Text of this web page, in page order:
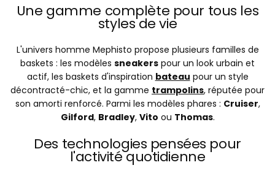
Une gamme complète pour tous les
styles de vie
L'univers homme Mephisto propose plusieurs familles de
baskets : les modèles sneakers pour un look urbain et
actif, les baskets d'inspiration bateau pour un style
décontracté-chic, et la gamme trampolins, réputée pour
son amorti renforcé. Parmi les modèles phares : Cruiser,
Gilford, Bradley, Vito ou Thomas.
Des technologies pensées pour
l'activité quotidienne